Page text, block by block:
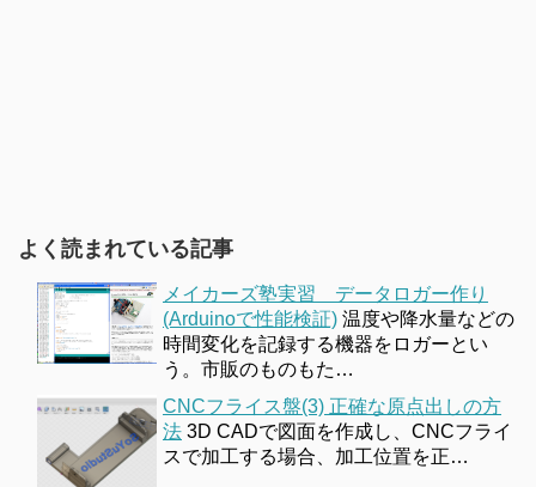
よく読まれている記事
メイカーズ塾実習 データロガー作り
(Arduinoで性能検証) 温度や降水量などの
時間変化を記録する機器をロガーとい
う。市販のものもた…
CNCフライス盤(3) 正確な原点出しの方
法 3D CADで図面を作成し、CNCフライ
スで加工する場合、加工位置を正…